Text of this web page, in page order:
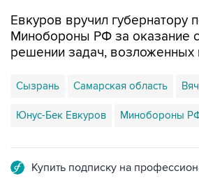
Евкуров вручил губернатору
Минобороны РФ за оказание
решении задач,
Сызрань Самарская область
Юнус-Бек Евкуров Минобороны
Купить подписку на